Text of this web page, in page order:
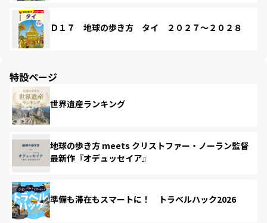
Ｄ１７ 地球の歩き方 タイ ２０２７～２０２８
特設ページ
世界遺産ランキング
地球の歩き方 meets クリストファー・ノーラン監督
最新作『オデュッセイア』
準備も滞在もスマートに！ トラベルハック2026